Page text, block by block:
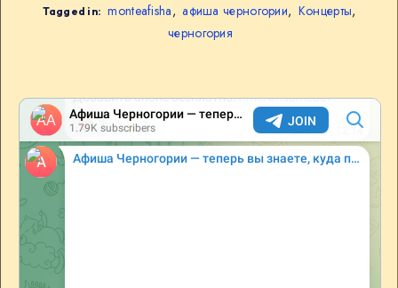
Tagged in: monteafisha, афиша черногории, Концерты,
черногория